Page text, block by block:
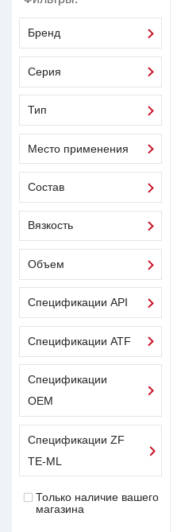
Бренд
Серия
Тип
Место применения
Состав
Вязкость
Объем
Спецификации API
Спецификации ATF
Спецификации
OEM
Спецификации ZF
TE-ML
Только наличие вашего
магазина